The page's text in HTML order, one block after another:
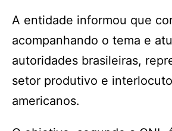
A entidade informou que
acompanhando o tema e
autoridades brasileiras,
setor produtivo e
americanos.